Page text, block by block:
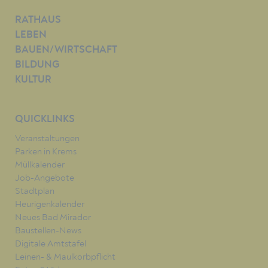
RATHAUS
LEBEN
BAUEN/WIRTSCHAFT
BILDUNG
KULTUR
QUICKLINKS
Veranstaltungen
Parken in Krems
Müllkalender
Job-Angebote
Stadtplan
Heurigenkalender
Neues Bad Mirador
Baustellen-News
Digitale Amtstafel
Leinen- & Maulkorbpflicht